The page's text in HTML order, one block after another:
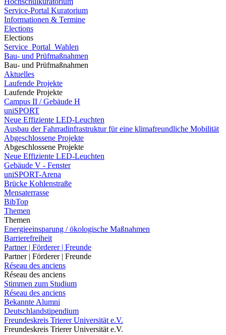
Service-Portal Kuratorium
Informationen & Termine
Elections
Elections
Service_Portal_Wahlen
Bau- und Prüfmaßnahmen
Bau- und Prüfmaßnahmen
Aktuelles
Laufende Projekte
Laufende Projekte
Campus II / Gebäude H
uniSPORT
Neue Effiziente LED-Leuchten
Ausbau der Fahrradinfrastruktur für eine klimafreundliche Mobilität
Abgeschlossene Projekte
Abgeschlossene Projekte
Neue Effiziente LED-Leuchten
Gebäude V - Fenster
uniSPORT-Arena
Brücke Kohlenstraße
Mensaterrasse
BibTop
Themen
Themen
Energieeinsparung / ökologische Maßnahmen
Barrierefreiheit
Partner | Förderer | Freunde
Partner | Förderer | Freunde
Réseau des anciens
Réseau des anciens
Stimmen zum Studium
Réseau des anciens
Bekannte Alumni
Deutschlandstipendium
Freundeskreis Trierer Universität e.V.
Freundeskreis Trierer Universität e.V.